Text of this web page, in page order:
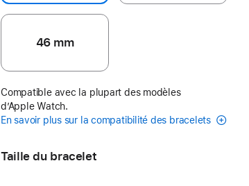
46 mm
Compatible avec la plupart des modèles
d’Apple Watch.
En savoir plus sur la compatibilité des bracelets
Taille du bracelet